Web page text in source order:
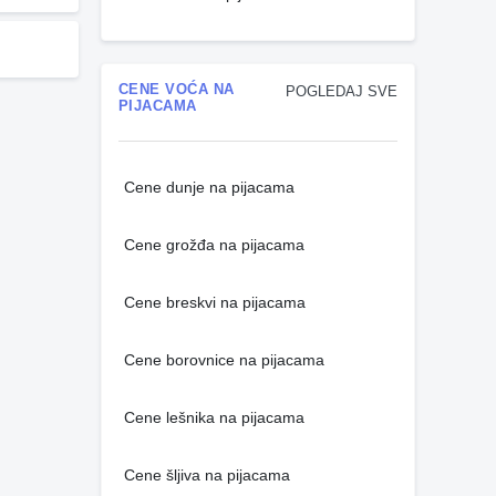
POGLEDAJ SVE
CENE VOĆA NA
PIJACAMA
Cene dunje na pijacama
Cene grožđa na pijacama
Cene breskvi na pijacama
Cene borovnice na pijacama
Cene lešnika na pijacama
Cene šljiva na pijacama